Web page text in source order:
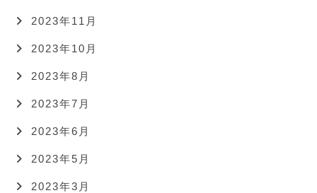
2023年11月
2023年10月
2023年8月
2023年7月
2023年6月
2023年5月
2023年3月